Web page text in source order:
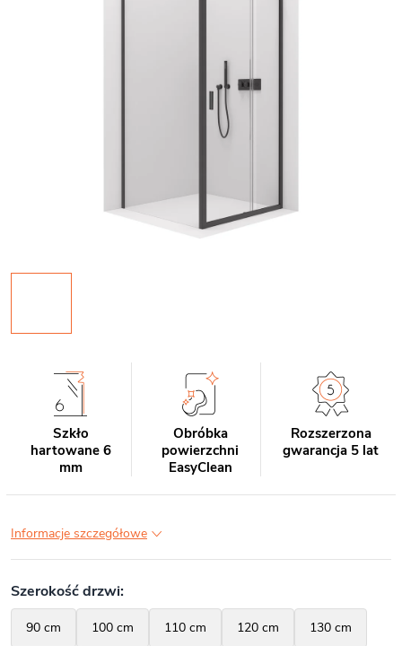
Szkło
hartowane 6
mm
Obróbka
powierzchni
EasyClean
Rozszerzona
gwarancja 5 lat
Informacje szczegółowe